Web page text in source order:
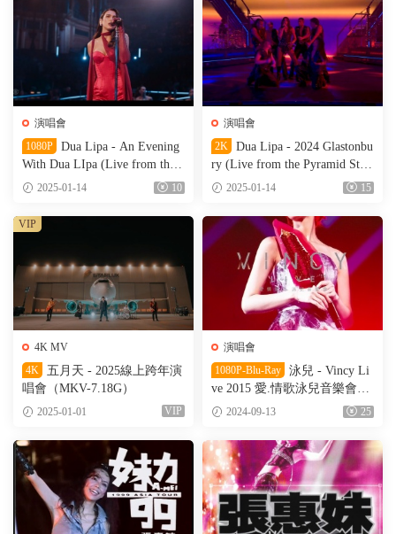
演唱會
1080P
Dua Lipa - An Evening
With Dua LIpa (Live from the
Royal Albert Hall) (CBS Full V
2025-01-14 10
演唱會
2K
Dua Lipa - 2024 Glastonbu
ry (Live from the Pyramid Stag
e) (HDTV-TS-9.95GB)
2025-01-14 15
4K MV
4K
五月天 - 2025線上跨年演
唱會​（MKV-7.18G）
2025-01-01 VIP
VIP
演唱會
1080P-Blu-Ray
泳兒 - Vincy Li
ve 2015 愛.情歌泳兒音樂會
（BD_ISO-43.3G）
2024-09-13 25